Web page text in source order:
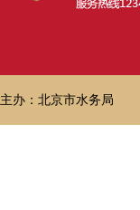
主办：北京市水务局